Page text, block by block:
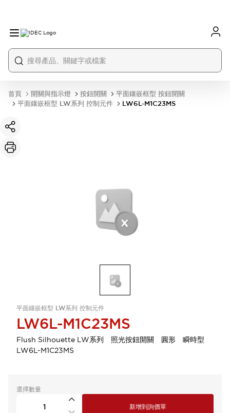
首頁 開關與指示燈 按鈕開關
平面鑲嵌框型 按鈕開關
平面鑲嵌框型 LW系列 控制元件
LW6L-M1C23MS
平面鑲嵌框型 LW系列 控制元件
LW6L-M1C23MS
Flush Silhouette LW系列 照光按鈕開關 圓形 瞬時型
LW6L-M1C23MS
選擇數量
新增到詢價單